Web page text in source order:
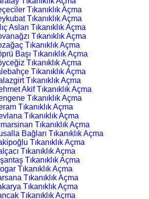
Tıkanıklık Açma
Tıkanıklık Açma
Aslan Tıkanıklık Açma
Tıkanıklık Açma
Tıkanıklık Açma
Başı Tıkanıklık Açma
Tıkanıklık Açma
Tıkanıklık Açma
Tıkanıklık Açma
Akif Tıkanıklık Açma
Tıkanıklık Açma
Tıkanıklık Açma
Tıkanıklık Açma
Tıkanıklık Açma
Bağları Tıkanıklık Açma
Tıkanıklık Açma
Tıkanıklık Açma
Tıkanıklık Açma
Tıkanıklık Açma
Tıkanıklık Açma
Tıkanıklık Açma
Tıkanıklık Açma